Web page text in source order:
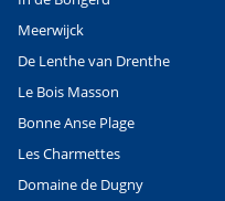
Meerwijck
De Lenthe van Drenthe
Le Bois Masson
Bonne Anse Plage
Les Charmettes
Domaine de Dugny